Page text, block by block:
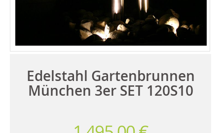
Edelstahl Gartenbrunnen
München 3er SET 120S10